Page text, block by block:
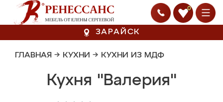
0
ЗАРАЙСК
ГЛАВНАЯ → КУХНИ → КУХНИ ИЗ МДФ
Кухня "Валерия"